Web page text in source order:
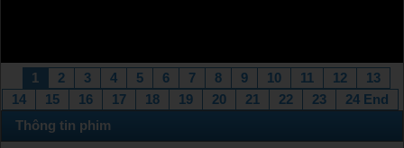
1 2 3 4 5 6 7 8 9 10 11 12
13
14
15 16 17 18 19 20 21 22 23
24 End
Thông tin phim